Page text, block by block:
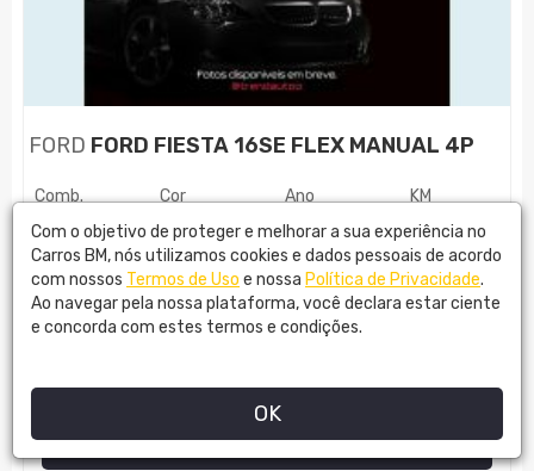
FORD FORD FIESTA 16SE FLEX MANUAL 4P
Comb.
FLEX
Cor
PRATA
Ano
2017
KM
45800
R$53.890,00
TREND AUTO
Com o objetivo de proteger e melhorar a sua experiência no
Carros BM, nós utilizamos cookies e dados pessoais de acordo
com nossos Termos de Uso e nossa Política de Privacidade.
Ao navegar pela nossa plataforma, você declara estar ciente
e concorda com estes termos e condições.
OK